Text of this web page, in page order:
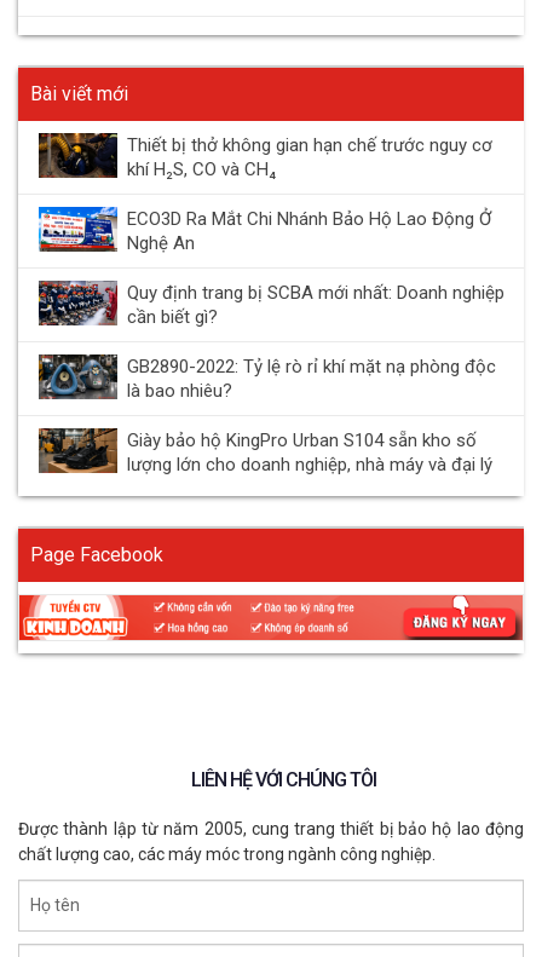
Bài viết mới
Thiết bị thở không gian hạn chế trước nguy cơ
khí H₂S, CO và CH₄
ECO3D Ra Mắt Chi Nhánh Bảo Hộ Lao Động Ở
Nghệ An
Quy định trang bị SCBA mới nhất: Doanh nghiệp
cần biết gì?
GB2890-2022: Tỷ lệ rò rỉ khí mặt nạ phòng độc
là bao nhiêu?
Giày bảo hộ KingPro Urban S104 sẵn kho số
lượng lớn cho doanh nghiệp, nhà máy và đại lý
Page Facebook
LIÊN HỆ VỚI CHÚNG TÔI
Được thành lập từ năm 2005, cung trang thiết bị bảo hộ lao động
chất lượng cao, các máy móc trong ngành công nghiệp.
Họ tên